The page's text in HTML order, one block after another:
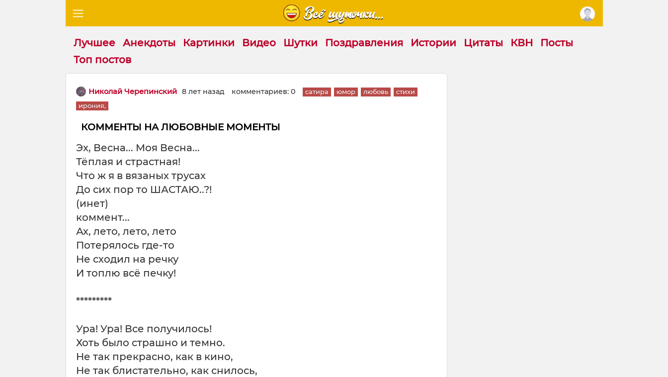
Лучшее Анекдоты Картинки Видео Шутки Поздравления Истории Цитаты КВН
Посты
Топ постов
Николай Черепинский 8 лет назад комментариев: 0 сатира юмор любовь
стихи
ирония,
КОММЕНТЫ НА ЛЮБОВНЫЕ МОМЕНТЫ
Эх, Весна... Моя Весна...
Тёплая и страстная!
Что ж я в вязаных трусах
До сих пор то ШАСТАЮ..?!
(инет)
коммент...
Ах, лето, лето, лето
Потерялось где-то
Не сходил на речку
И топлю всё печку!
*********
Ура! Ура! Все получилось!
Хоть было страшно и темно.
Не так прекрасно, как в кино,
Не так блистательно, как снилось,